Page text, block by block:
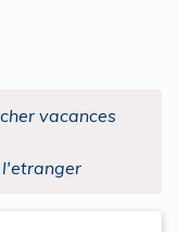
vacances